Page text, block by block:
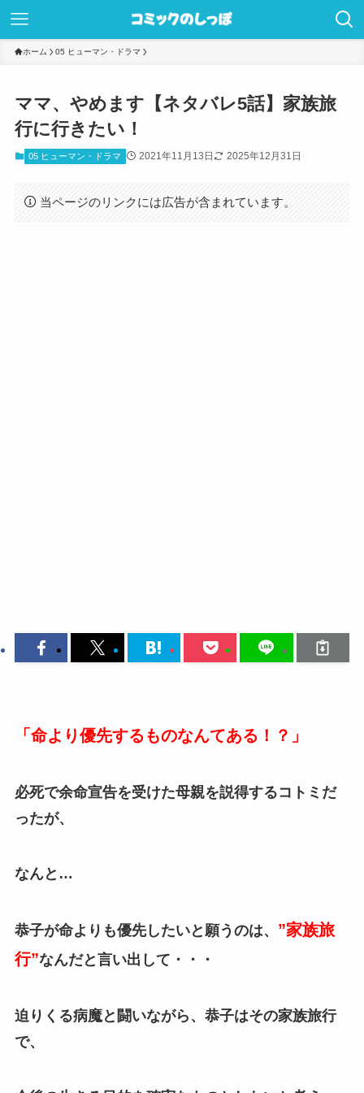
ホーム 05 ヒューマン・ドラマ
ママ、やめます【ネタバレ5話】家族旅
行に行きたい！
05 ヒューマン・ドラマ 2021年11月13日 2025年12月31日
当ページのリンクには広告が含まれています。
「命より優先するものなんてある！？」
必死で余命宣告を受けた母親を説得するコトミだ
ったが、
なんと…
恭子が命よりも優先したいと願うのは、 ”家族旅
行”なんだと言い出して・・・
迫りくる病魔と闘いながら、恭子はその家族旅行
で、